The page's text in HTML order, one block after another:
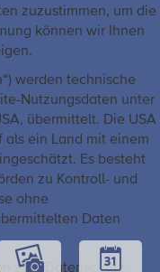
zuzustimmen, um die
können wir Ihnen
werden technische
Nutzungsdaten unter
übermittelt. Die USA
als ein Land mit einem
Es besteht
zu Kontroll- und
ohne
Daten
zum Datenschutz.